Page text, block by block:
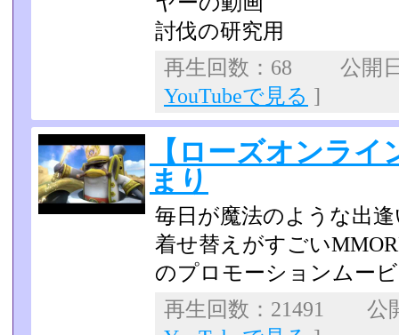
討伐の研究用
再生回数：68 公開
YouTubeで見る ]
【ローズオンラ
まり
毎日が魔法のような出
着せ替えがすごい
のプロモーションムー
再生回数：21491 公